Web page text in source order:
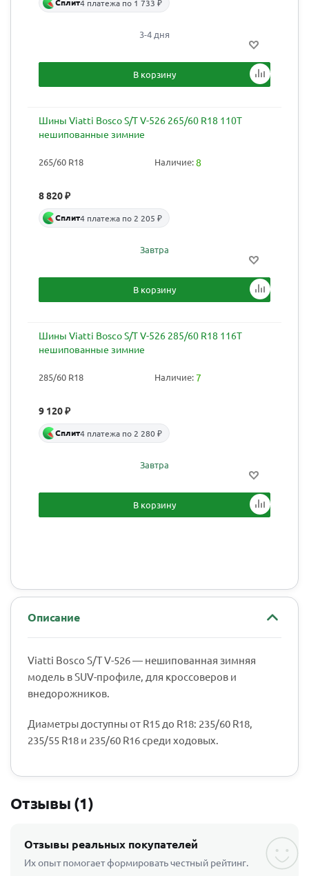
4 платежа по 1 733 ₽
3-4 дня
В корзину
Шины Viatti Bosco S/T V-526 265/60 R18 110T
нешипованные зимние
265/60 R18 Наличие:8
8 820₽
Сплит4 платежа по 2 205 ₽
Завтра
В корзину
Шины Viatti Bosco S/T V-526 285/60 R18 116T
нешипованные зимние
285/60 R18 Наличие:7
9 120₽
Сплит4 платежа по 2 280 ₽
Завтра
В корзину
Описание
Viatti Bosco S/T V-526 — нешипованная зимняя
модель в SUV-профиле, для кроссоверов и
внедорожников.
Диаметры доступны от R15 до R18: 235/60 R18,
235/55 R18 и 235/60 R16 среди ходовых.
Отзывы (1)
Отзывы реальных покупателей
Их опыт помогает формировать честный рейтинг.